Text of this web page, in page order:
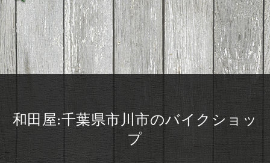
和田屋:千葉県市川市のバイクショッ
プ